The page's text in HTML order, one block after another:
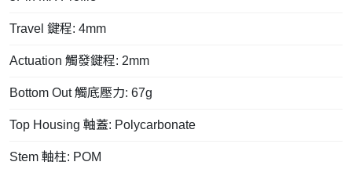
Travel 鍵程: 4mm
Actuation 觸發鍵程: 2mm
Bottom Out 觸底壓力: 67g
Top Housing 軸蓋: Polycarbonate
Stem 軸柱: POM